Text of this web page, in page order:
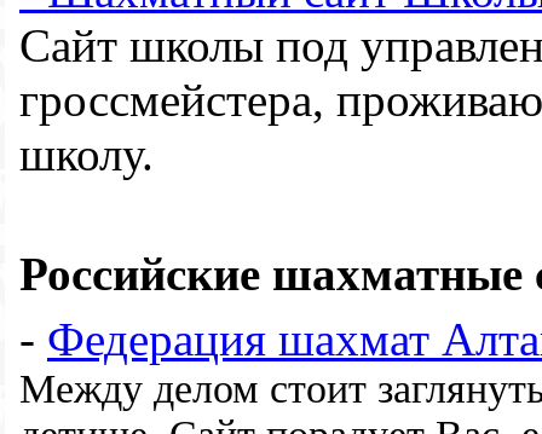
Сайт школы под
гроссмейстера,
школу.
Российские шахматные
- Федерация шахмат
Между делом стоит